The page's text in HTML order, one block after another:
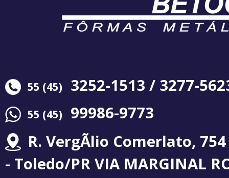
55 (45) 3252-1513 / 3277-
55 (45)
99986-9773
R. VergÃ­lio Comerlato, 754
- Toledo/PR VIA MARGINAL